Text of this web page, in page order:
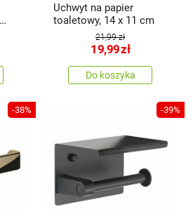
Uchwyt na papier
toaletowy, 14 x 11 cm
21,99 zł
19,99zł
Do koszyka
-38% -39%